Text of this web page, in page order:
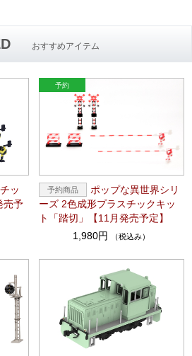
おすすめアイテム
ッ
売予
ポップな異世界シリ
ーズ 2色成形プラスチックキッ
ト「踏切」【11月発売予定】
1,980円
（税込み）